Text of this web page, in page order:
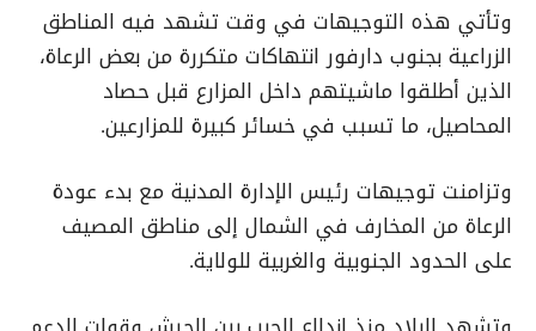
وتأتي هذه التوجيهات في وقت تشهد فيه المناطق
الزراعية بجنوب دارفور انتهاكات متكررة من بعض الرعاة،
الذين أطلقوا ماشيتهم داخل المزارع قبل حصاد
المحاصيل، ما تسبب في خسائر كبيرة للمزارعين.
وتزامنت توجيهات رئيس الإدارة المدنية مع بدء عودة
الرعاة من المخارف في الشمال إلى مناطق المصيف
على الحدود الجنوبية والغربية للولاية.